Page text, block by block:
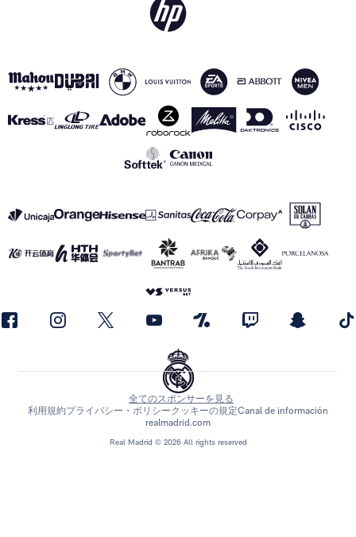
Real Madrid © 2026 All rights reserved
全てのスポンサーを見る
利用規約プライバシー・ポリシークッキーの規定Canal de información
realmadrid.com